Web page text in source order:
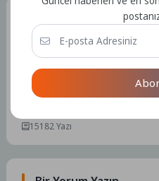
Admin
15182 Yazı